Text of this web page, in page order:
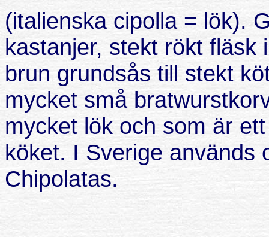
(italienska cipolla = lök).
kastanjer, stekt rökt fläsk
brun grundsås till stekt
mycket små
mycket lök och som är
köket. I Sverige används
Chipolatas.